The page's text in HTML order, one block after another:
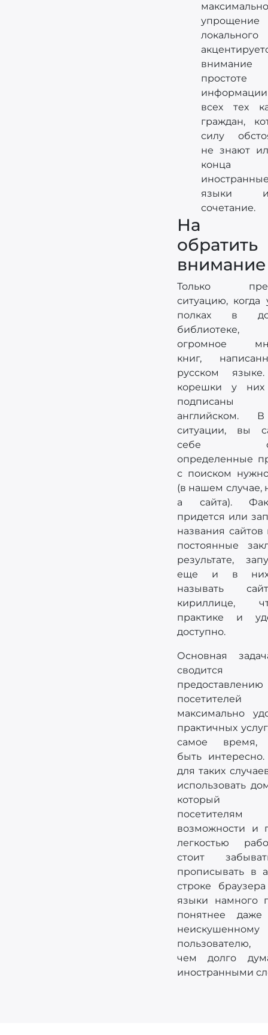
упрощение
локального
простоте
всех тех
граждан,
силу
не знают
конца
языки
сочетание.
На
обратить
внимание
Только
ситуацию, когда
полках в
огромное
книг,
русском
корешки у
английском.
ситуации, вы
себе
определенные
с поиском
(в нашем случае,
а сайта).
придется или
названия сайтов
постоянные
результате,
еще и в
называть
кириллице,
практике и
доступно.
Основная
посетителей
максимально
практичных
самое время,
быть
для таких
использовать
который
возможности и
легкостью
стоит
прописывать в
строке
языки намного
понятнее
неискушенному
чем долго
иностранными